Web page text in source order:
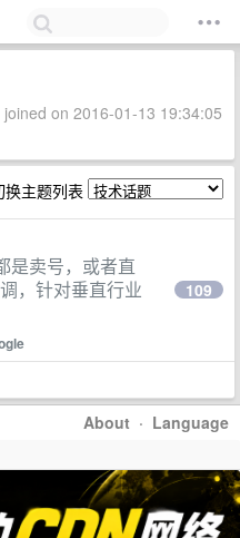
on 2016-01-13 19:34:05
换主题列表
是卖号，或者直
，针对垂直行业
109
About · Language